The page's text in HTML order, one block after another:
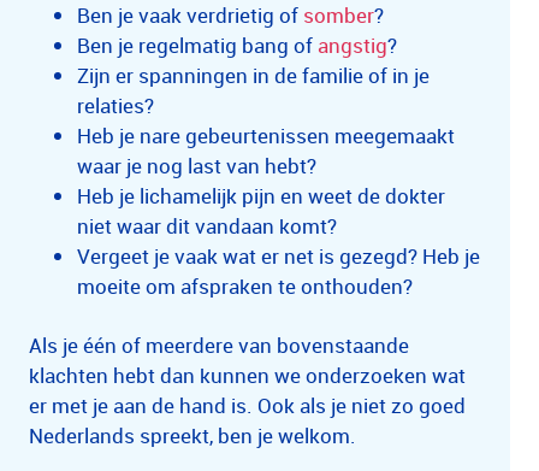
Ben je vaak verdrietig of somber?
Ben je regelmatig bang of angstig?
Zijn er spanningen in de familie of in je
relaties?
Heb je nare gebeurtenissen meegemaakt
waar je nog last van hebt?
Heb je lichamelijk pijn en weet de dokter
niet waar dit vandaan komt?
Vergeet je vaak wat er net is gezegd? Heb je
moeite om afspraken te onthouden?
Als je één of meerdere van bovenstaande
klachten hebt dan kunnen we onderzoeken wat
er met je aan de hand is. Ook als je niet zo goed
Nederlands spreekt, ben je welkom.